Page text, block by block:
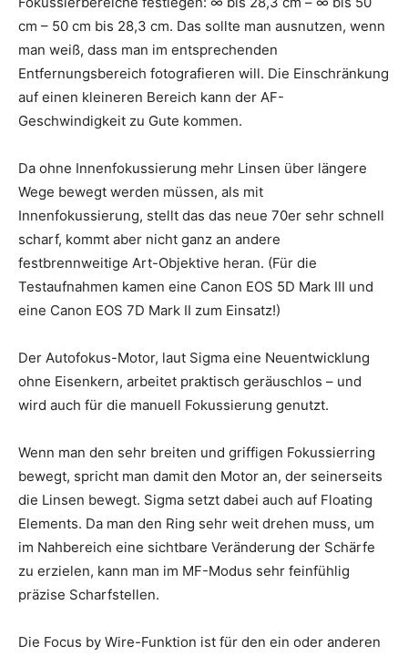
cm – 50 cm bis 28,3 cm. Das sollte man ausnutzen, wenn
man weiß, dass man im entsprechenden
Entfernungsbereich fotografieren will. Die Einschränkung
auf einen kleineren Bereich kann der AF-
Geschwindigkeit zu Gute kommen.
Da ohne Innenfokussierung mehr Linsen über längere
Wege bewegt werden müssen, als mit
Innenfokussierung, stellt das das neue 70er sehr schnell
scharf, kommt aber nicht ganz an andere
festbrennweitige Art-Objektive heran. (Für die
Testaufnahmen kamen eine Canon EOS 5D Mark III und
eine Canon EOS 7D Mark II zum Einsatz!)
Der Autofokus-Motor, laut Sigma eine Neuentwicklung
ohne Eisenkern, arbeitet praktisch geräuschlos – und
wird auch für die manuell Fokussierung genutzt.
Wenn man den sehr breiten und griffigen Fokussierring
bewegt, spricht man damit den Motor an, der seinerseits
die Linsen bewegt. Sigma setzt dabei auch auf Floating
Elements. Da man den Ring sehr weit drehen muss, um
im Nahbereich eine sichtbare Veränderung der Schärfe
zu erzielen, kann man im MF-Modus sehr feinfühlig
präzise Scharfstellen.
Die Focus by Wire-Funktion ist für den ein oder anderen